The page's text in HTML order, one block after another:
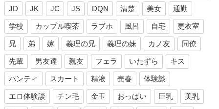
JD JK JC JS DQN 清楚 美女 通勤
学校 カップル喫茶 ラブホ 風呂 自宅 更衣室
兄 弟 嫁 義理の兄 義理の妹 カノ友 同僚
先輩 男友達 親友 フェラ いたずら キス
パンティ スカート 精液 売春 体験談
エロ体験談 チン毛 金玉 おっぱい 巨乳 美乳